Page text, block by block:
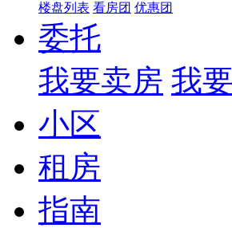
楼盘列表 看房团 优惠团
委托
我要卖房 我
小区
租房
指南